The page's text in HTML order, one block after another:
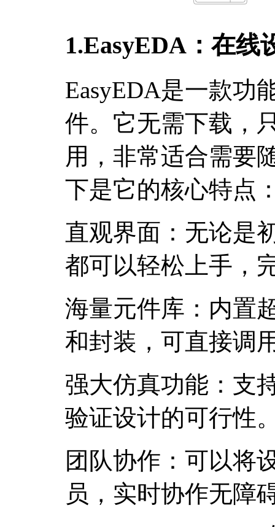
1.EasyEDA：在线
EasyEDA是一款功
件。它无需下载，
用，非常适合需要
下是它的核心特点
直观界面：无论是
都可以轻松上手，
海量元件库：内置
和封装，可直接调
强大仿真功能：支
验证设计的可行性
团队协作：可以将
员，实时协作无障